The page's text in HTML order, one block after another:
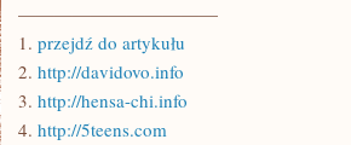
———————————
1. przejdź do artykułu
2. http://davidovo.info
3. http://hensa-chi.info
4. http://5teens.com